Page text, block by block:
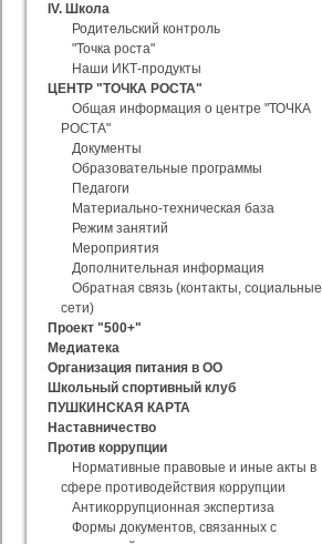
IV. Школа
Родительский контроль
"Точка роста"
Наши ИКТ-продукты
ЦЕНТР "ТОЧКА РОСТА"
Общая информация о центре "ТОЧКА
РОСТА"
Документы
Образовательные программы
Педагоги
Материально-техническая база
Режим занятий
Мероприятия
Дополнительная информация
Обратная связь (контакты, социальные
сети)
Проект "500+"
Медиатека
Организация питания в ОО
Школьный спортивный клуб
ПУШКИНСКАЯ КАРТА
Наставничество
Против коррупции
Нормативные правовые и иные акты в
сфере противодействия коррупции
Антикоррупционная экспертиза
Формы документов, связанных с